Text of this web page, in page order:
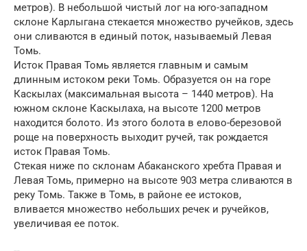
метров). В небольшой чистый лог на юго-западном
склоне Карлыгана стекается множество ручейков, здесь
они сливаются в единый поток, называемый Левая
Томь.
Исток Правая Томь является главным и самым
длинным истоком реки Томь. Образуется он на горе
Каскылах (максимальная высота – 1440 метров). На
южном склоне Каскылаха, на высоте 1200 метров
находится болото. Из этого болота в елово-березовой
роще на поверхность выходит ручей, так рождается
исток Правая Томь.
Стекая ниже по склонам Абаканского хребта Правая и
Левая Томь, примерно на высоте 903 метра сливаются в
реку Томь. Также в Томь, в районе ее истоков,
вливается множество небольших речек и ручейков,
увеличивая ее поток.